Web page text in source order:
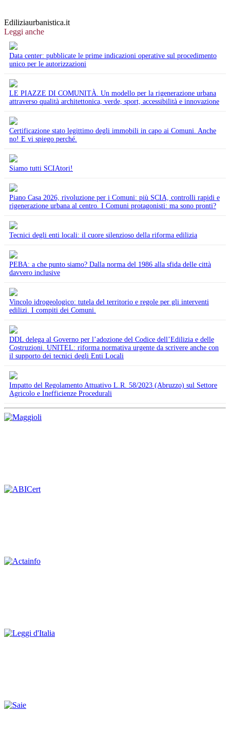
Ediliziaurbanistica.it
Leggi anche
Data center: pubblicate le prime indicazioni operative sul procedimento
unico per le autorizzazioni
LE PIAZZE DI COMUNITÀ. Un modello per la rigenerazione urbana
attraverso qualità architettonica, verde, sport, accessibilità e innovazione
Certificazione stato legittimo degli immobili in capo ai Comuni. Anche
no! E vi spiego perché.
Siamo tutti SCIAtori!
Piano Casa 2026, rivoluzione per i Comuni: più SCIA, controlli rapidi e
rigenerazione urbana al centro. I Comuni protagonisti: ma sono pronti?
Tecnici degli enti locali: il cuore silenzioso della riforma edilizia
PEBA: a che punto siamo? Dalla norma del 1986 alla sfida delle città
davvero inclusive
Vincolo idrogeologico: tutela del territorio e regole per gli interventi
edilizi. I compiti dei Comuni.
DDL delega al Governo per l’adozione del Codice dell’Edilizia e delle
Costruzioni. UNITEL: riforma normativa urgente da scrivere anche con
il supporto dei tecnici degli Enti Locali
Impatto del Regolamento Attuativo L.R. 58/2023 (Abruzzo) sul Settore
Agricolo e Inefficienze Procedurali